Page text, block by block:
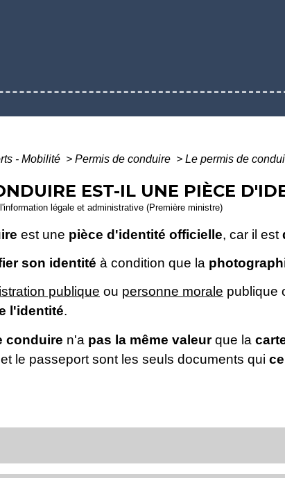
- Mobilité > Permis de conduire > Le permis de
EST-IL UNE PIÈCE
légale et administrative (Première ministre)
est une pièce d'identité officielle, car il est
son identité à condition que la
publique ou personne morale publique
l'identité.
conduire n'a pas la même valeurque la
le passeport sont les seuls documents qui